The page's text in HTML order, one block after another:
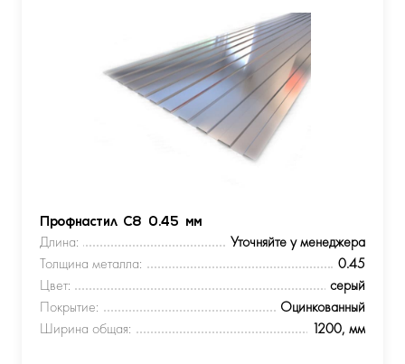
Профнастил С8 0.45 мм
Длина:
Уточняйте у менеджера
Толщина металла:
0.45
Цвет:
серый
Покрытие:
Оцинкованный
Ширина общая:
1200, мм